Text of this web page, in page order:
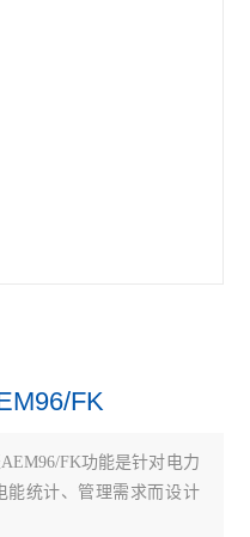
FK
FK功能是针对电力
能统计、管理需求而设计